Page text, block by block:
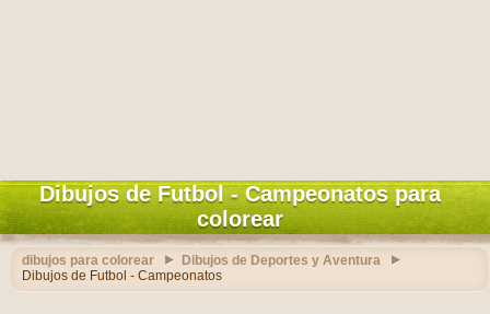
Dibujos de Futbol - Campeonatos para
colorear
dibujos para colorear
Dibujos de Deportes y Aventura
Dibujos de Futbol - Campeonatos